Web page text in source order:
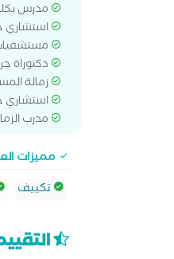
مدرس
استشاري
دكتوراة
زمالة
استشاري
مدرب
مميزات
تكييف